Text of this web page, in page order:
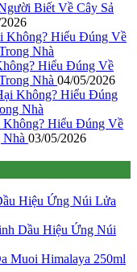
Biết Về Cây Sả
Hiểu Đúng Về
Nhà 04/05/2026
Hiểu Đúng Về
Nhà 03/05/2026
Dầu Hiệu Ứng Núi